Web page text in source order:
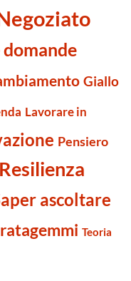
domande
Giallo
Lavorare in
Pensiero
Resilienza
ascoltare
Teoria